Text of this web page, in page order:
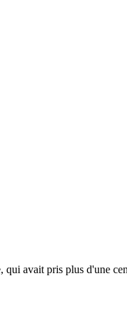
avait pris plus d'une